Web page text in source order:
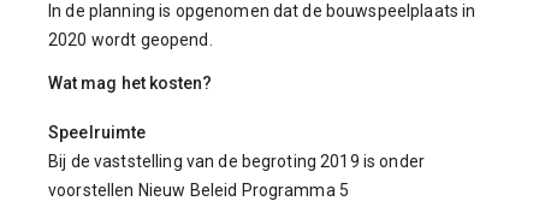
In de planning is opgenomen dat de bouwspeelplaats in
2020 wordt geopend.
Wat mag het kosten?
Speelruimte
Bij de vaststelling van de begroting 2019 is onder
voorstellen Nieuw Beleid Programma 5